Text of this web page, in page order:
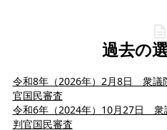
過去の
令和8年（2026年）2月8日 衆議
官国民審査
令和6年（2024年）10月27日 衆
判官国民審査